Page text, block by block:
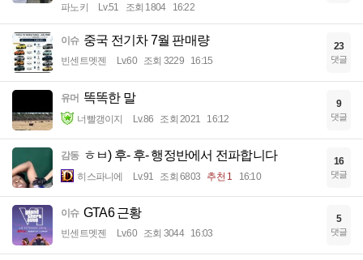
파노키 Lv.51 조회 1804 16:22
이슈 중국 전기차 7월 판매량
빈센트멧젠 Lv.60 조회 3229 16:15
23
댓글
유머 똑똑한 말
너빨갱이지 Lv.86 조회 2021 16:12
9
댓글
감동 ㅎㅂ) 후- 후- 행정반에서 전파합니다
히스파니에 Lv.91 조회 6803 추천 1 16:10
16
댓글
이슈 GTA6 근황
빈센트멧젠 Lv.60 조회 3044 16:03
5
댓글